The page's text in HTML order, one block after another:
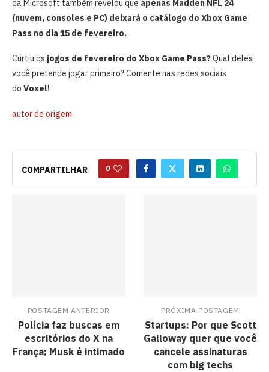
da Microsoft também revelou que apenas Madden NFL 24
(nuvem, consoles e PC) deixará o catálogo do Xbox Game
Pass no dia 15 de fevereiro.
Curtiu os jogos de fevereiro do Xbox Game Pass?Qual deles
você pretende jogar primeiro? Comente nas redes sociais
do Voxel!
autor de origem
COMPARTILHAR 0
POSTAGEM ANTERIOR
Polícia faz buscas em
escritórios do X na
França; Musk é intimado
PRÓXIMA POSTAGEM
Startups: Por que Scott
Galloway quer que você
cancele assinaturas
com big techs